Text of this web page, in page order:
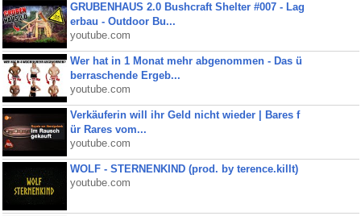
GRUBENHAUS 2.0 Bushcraft Shelter #007 - Lag
erbau - Outdoor Bu...
youtube.com
Wer hat in 1 Monat mehr abgenommen - Das ü
berraschende Ergeb...
youtube.com
Verkäuferin will ihr Geld nicht wieder | Bares f
ür Rares vom...
youtube.com
WOLF - STERNENKIND (prod. by terence.killt)
youtube.com